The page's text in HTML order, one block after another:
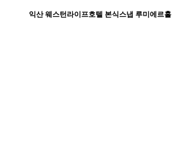
익산 웨스턴라이프호텔 본식스냅 루미에르홀